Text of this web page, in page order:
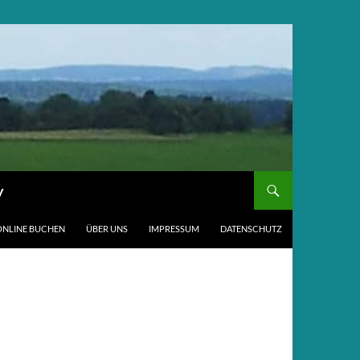
BUCHEN ÜBER UNS IMPRESSUM DATENSCHUTZ